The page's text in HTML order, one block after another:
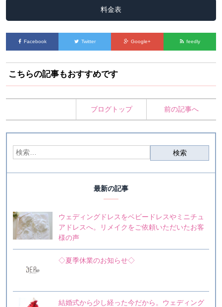
料金表
Facebook Twitter Google+ feedly
こちらの記事もおすすめです
ブログトップ 前の記事へ
最新の記事
ウェディングドレスをベビードレスやミニチュ
アドレスへ。リメイクをご依頼いただいたお客
様の声
◇夏季休業のお知らせ◇
結婚式から少し経った今だから。ウェディング